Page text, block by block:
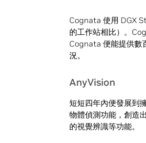
Cognata 使用 DGX
的工作站相比）。
Cognata 便能提供數
況。
AnyVision
短短四年內便發展到
物體偵測功能，創造
的視覺辨識等功能。